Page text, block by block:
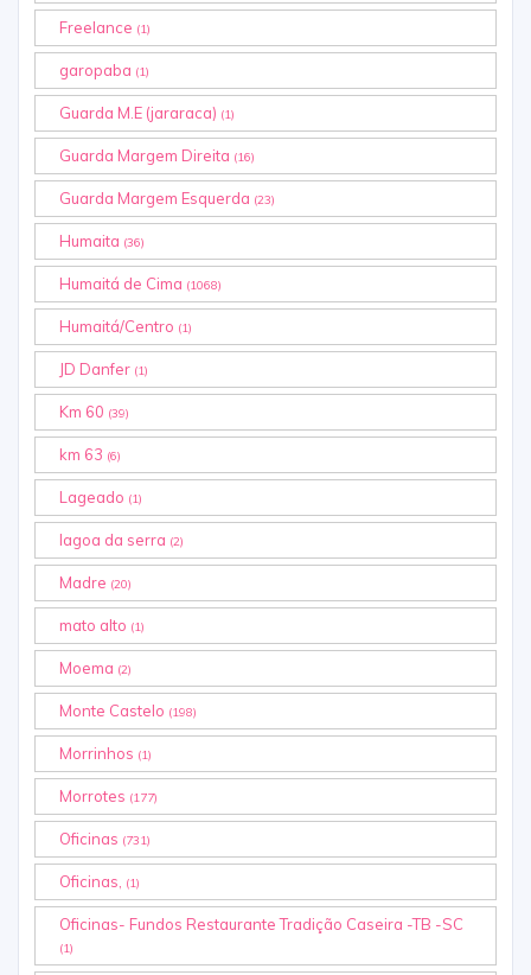
Freelance (1)
garopaba (1)
Guarda M.E (jararaca) (1)
Guarda Margem Direita (16)
Guarda Margem Esquerda (23)
Humaita (36)
Humaitá de Cima (1068)
Humaitá/Centro (1)
JD Danfer (1)
Km 60 (39)
km 63 (6)
Lageado (1)
lagoa da serra (2)
Madre (20)
mato alto (1)
Moema (2)
Monte Castelo (198)
Morrinhos (1)
Morrotes (177)
Oficinas (731)
Oficinas, (1)
Oficinas- Fundos Restaurante Tradição Caseira -TB -SC
(1)